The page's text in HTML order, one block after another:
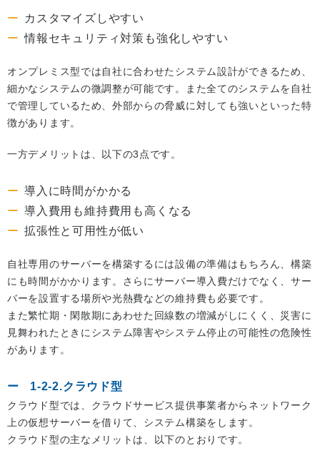
カスタマイズしやすい
情報セキュリティ対策も強化しやすい
オンプレミス型では自社に合わせたシステム設計ができるため、
細かなシステムの微調整が可能です。また全てのシステムを自社
で管理しているため、外部からの脅威に対しても強いといった特
徴があります。
一方デメリットは、以下の3点です。
導入に時間がかかる
導入費用も維持費用も高くなる
拡張性と可用性が低い
自社専用のサーバーを構築するには設備の準備はもちろん、構築
にも時間がかかります。さらにサーバー導入費だけでなく、サー
バーを設置する場所や光熱費などの維持費も必要です。
また繁忙期・閑散期にあわせた回線数の増減がしにくく、災害に
見舞われたときにシステム障害やシステム停止の可能性の危険性
があります。
1-2-2.クラウド型
クラウド型では、クラウドサービス提供事業者からネットワーク
上の仮想サーバーを借りて、システム構築をします。
クラウド型の主なメリットは、以下のとおりです。